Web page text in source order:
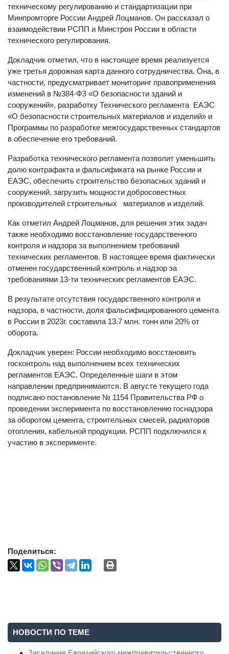
техническому регулированию и стандартизации при
Минпромторге России Андрей Лоцманов. Он рассказал о
взаимодействии РСПП и Минстроя России в области
технического регулирования.
Докладчик отметил, что в настоящее время реализуется
уже третья дорожная карта данного сотрудничества. Она, в
частности, предусматривает мониторинг правоприменения
изменений в №384-ФЗ «О безопасности зданий и
сооружений», разработку Технического регламента ЕАЭС
«О безопасности строительных материалов и изделий» и
Программы по разработке межгосударственных стандартов
в обеспечение его требований.
Разработка технического регламента позволит уменьшить
долю контрафакта и фальсификата на рынке России и
ЕАЭС, обеспечить строительство безопасных зданий и
сооружений, загрузить мощности добросовестных
производителей строительных материалов и изделий.
Как отметил Андрей Лоцманов, для решения этих задач
также необходимо восстановление государственного
контроля и надзора за выполнением требований
технических регламентов. В настоящее время фактически
отменен государственный контроль и надзор за
требованиями 13-ти технических регламентов ЕАЭС.
В результате отсутствия государственного контроля и
надзора, в частности, доля фальсифицированного цемента
в России в 2023г. составила 13.7 млн. тонн или 20% от
оборота.
Докладчик уверен: России необходимо восстановить
госконтроль над выполнением всех технических
регламентов ЕАЭС. Определенные шаги в этом
направлении предпринимаются. В августе текущего года
подписано постановление № 1154 Правительства РФ о
проведении эксперимента по восстановлению госнадзора
за оборотом цемента, строительных смесей, радиаторов
отопления, кабельной продукции. РСПП подключился к
участию в эксперименте.
Поделиться:
НОВОСТИ ПО ТЕМЕ